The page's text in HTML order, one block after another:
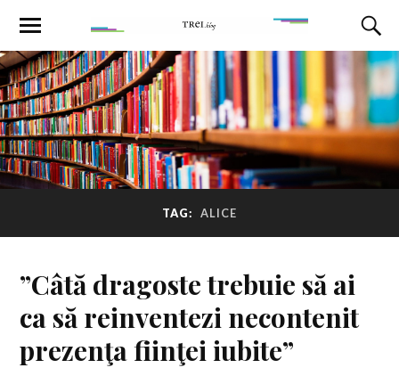
TAG: ALICE
”Câtă dragoste trebuie să ai
ca să reinventezi necontenit
prezenţa fiinţei iubite”